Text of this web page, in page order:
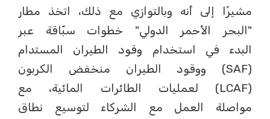
مشيرًا إلى أنه وبالتوازي مع ذلك، اتخذ مطار
"البحر الأحمر الدولي" خطوات سبّاقة عبر
البدء في استخدام وقود الطيران المستدام
(SAF) ووقود الطيران منخفض الكربون
(LCAF) لعمليات الطائرات المائية، مع
مواصلة العمل مع الشركاء لتوسيع نطاق